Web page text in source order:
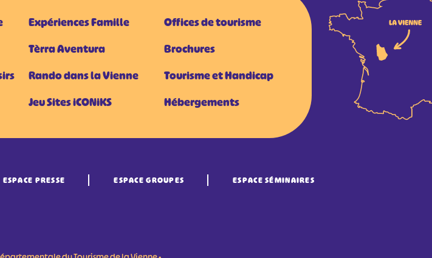
Expériences Famille
Tèrra Aventura
Rando dans la Vienne
Jeu Sites iCONiKS
Offices de tourisme
Brochures
Tourisme et Handicap
Hébergements
ESPACE PRESSE ESPACE GROUPES ESPACE SÉMINAIRES